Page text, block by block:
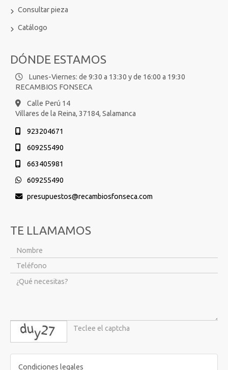
Consultar pieza
Catálogo
DÓNDE ESTAMOS
Lunes-Viernes: de 9:30 a 13:30 y de 16:00 a 19:30
RECAMBIOS FONSECA
Calle Perú 14
Villares de la Reina, 37184, Salamanca
923204671
609255490
663405981
609255490
presupuestos
recambiosfonseca.com
TE LLAMAMOS
captcha
Condiciones legales